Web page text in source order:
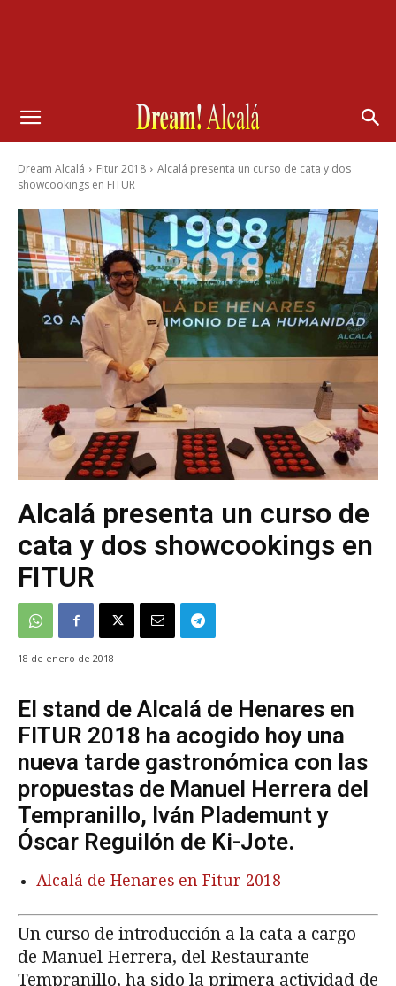
Dream Alcalá Fitur 2018
Alcalá presenta un curso de cata y dos
showcookings en FITUR
Alcalá presenta un curso de
cata y dos showcookings en
FITUR
18 de enero de 2018
El stand de Alcalá de Henares en
FITUR 2018 ha acogido hoy una
nueva tarde gastronómica con las
propuestas de Manuel Herrera del
Tempranillo, Iván Plademunt y
Óscar Reguilón de Ki-Jote.
Alcalá de Henares en Fitur 2018
Un curso de introducción a la cata a cargo
de Manuel Herrera, del Restaurante
Tempranillo, ha sido la primera actividad de